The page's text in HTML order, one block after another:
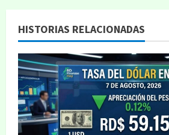
HISTORIAS RELACIONADAS